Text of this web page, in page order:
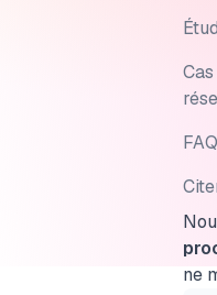
FAQ
ne